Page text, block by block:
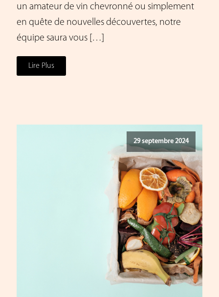
un amateur de vin chevronné ou simplement
en quête de nouvelles découvertes, notre
équipe saura vous […]
Lire Plus
29 septembre 2024